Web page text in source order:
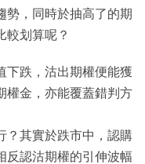
勢，同時於抽高了的期
較划算呢？
下跌，沽出期權便能獲
權金，亦能覆蓋錯判方
？其實於跌市中，認購
反認沽期權的引伸波幅